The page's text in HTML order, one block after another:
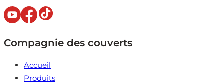
Compagnie des couverts
Accueil
Produits